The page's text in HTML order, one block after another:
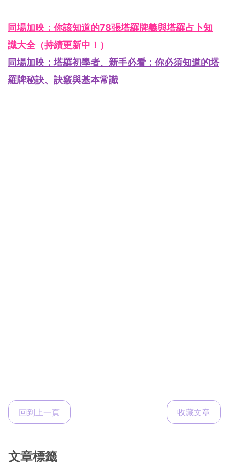
同場加映：你該知道的78張塔羅牌義與塔羅占卜知
識大全（持續更新中！）
同場加映：塔羅初學者、新手必看：你必須知道的塔
羅牌秘訣、訣竅與基本常識
回到上一頁 收藏文章
文章標籤